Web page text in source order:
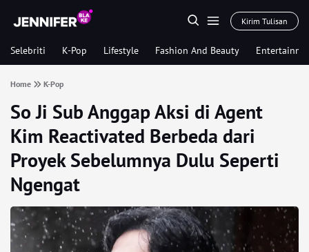
Kirim Tulisan
Selebriti K-Pop Lifestyle Fashion And Beauty
Home K-Pop
So Ji Sub Anggap Aksi di Agent
Kim Reactivated Berbeda dari
Proyek Sebelumnya Dulu Seperti
Ngengat